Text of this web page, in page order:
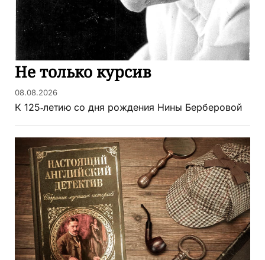
Не только курсив
08.08.2026
К 125‑летию со дня рождения Нины Берберовой